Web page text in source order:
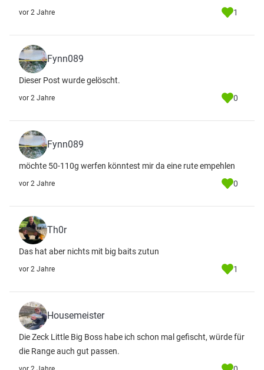
vor 2 Jahre 1
Fynn089
Dieser Post wurde gelöscht.
vor 2 Jahre 0
Fynn089
möchte 50-110g werfen könntest mir da eine rute empehlen
vor 2 Jahre 0
Th0r
Das hat aber nichts mit big baits zutun
vor 2 Jahre 1
Housemeister
Die Zeck Little Big Boss habe ich schon mal gefischt, würde für
die Range auch gut passen.